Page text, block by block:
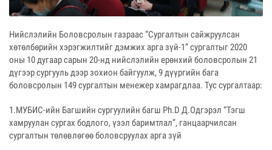
Нийслэлийн Боловсролын газраас “Сургалтын сайжруулсан
хөтөлбөрийн хэрэгжилтийг дэмжих арга зүй-1” сургалтыг 2020
оны 10 дугаар сарын 20-нд нийслэлийн ерөнхий боловсролын 21
дүгээр сургууль дээр зохион байгуулж, 9 дүүргийн бага
боловсролын 149 сургалтын менежер хамрагдлаа. Тус сургалтаар:
1.МУБИС-ийн Багшийн сургуулийн багш Ph.D Д.Одгэрэл “Тэгш
хамруулан сургах бодлого, үзэл баримтлал”, ганцаарчилсан
сургалтын төлөвлөгөө боловсруулах арга зүй